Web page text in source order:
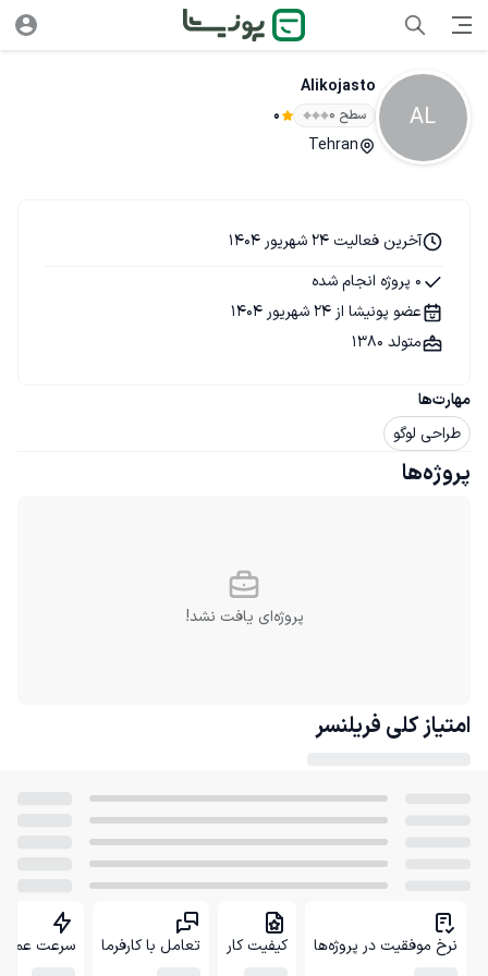
AL
Alikojasto
سطح ۰ 0
Tehran
مهارت‌ها
طراحی لوگو
آخرین فعالیت 24 شهریور 1404
0 پروژه انجام شده
عضو پونیشا از 24 شهریور 1404
متولد 1380
پروژه‌ها
پروژه‌ای یافت نشد!
امتیاز کلی فریلنسر
نرخ موفقیت در پروژه‌ها کیفیت کار تعامل با کارفرما سرعت عمل